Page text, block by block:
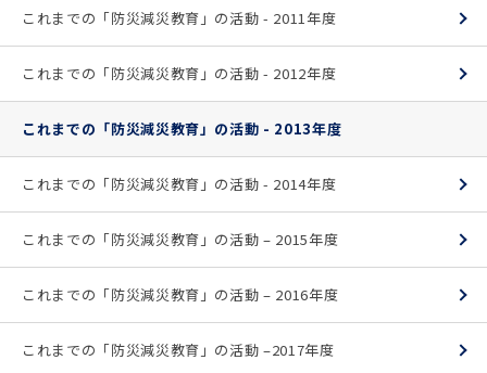
これまでの「防災減災教育」の活動 - 2011年度
これまでの「防災減災教育」の活動 - 2012年度
これまでの「防災減災教育」の活動 - 2013年度
これまでの「防災減災教育」の活動 - 2014年度
これまでの「防災減災教育」の活動 – 2015年度
これまでの「防災減災教育」の活動 – 2016年度
これまでの「防災減災教育」の活動 –2017年度